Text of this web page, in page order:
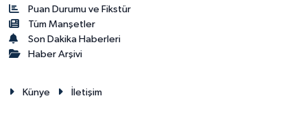
Puan Durumu ve Fikstür
Tüm Manşetler
Son Dakika Haberleri
Haber Arşivi
Künye İletişim